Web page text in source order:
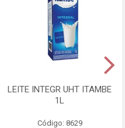
LEITE INTEGR UHT ITAMBE
1L
Código: 8629